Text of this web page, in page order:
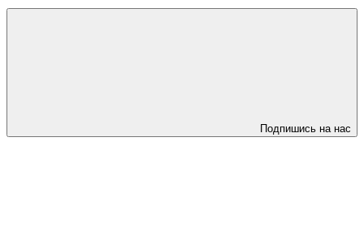
Подпишись на нас